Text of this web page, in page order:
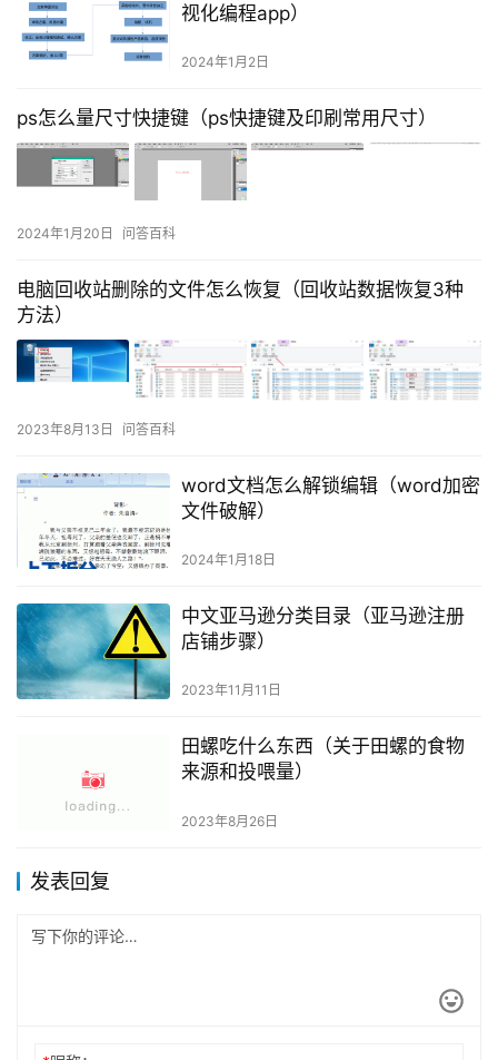
视化编程app）
2024年1月2日
ps怎么量尺寸快捷键（ps快捷键及印刷常用尺寸）
2024年1月20日 问答百科
电脑回收站删除的文件怎么恢复（回收站数据恢复3种
方法）
2023年8月13日 问答百科
word文档怎么解锁编辑（word加密
文件破解）
2024年1月18日
中文亚马逊分类目录（亚马逊注册
店铺步骤）
2023年11月11日
田螺吃什么东西（关于田螺的食物
来源和投喂量）
2023年8月26日
发表回复